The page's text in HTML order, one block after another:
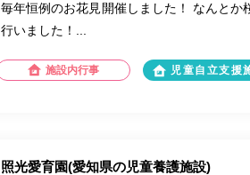
毎年恒例のお花見開催しました！ なんと
行いました！...
施設内行事 児童自立支援
照光愛育園(愛知県の児童養護施設)